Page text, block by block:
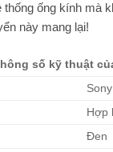
ống kính mà
này mang lại!
số kỹ thuật
Hợp
Đen